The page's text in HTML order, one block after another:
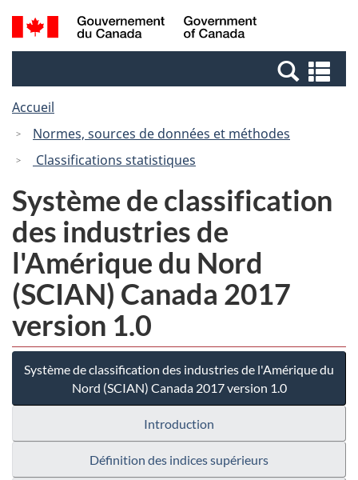
Passer
au
Passer
à
Canada
Recherche
et
et
Accueil
Normes, sources de données et méthodes
Classifications statistiques
Système de classification
des industries de
l'Amérique du Nord
(SCIAN) Canada 2017
version 1.0
Système de classification des industries de l'Amérique du
Nord (SCIAN) Canada 2017 version 1.0
Introduction
Définition des indices supérieurs